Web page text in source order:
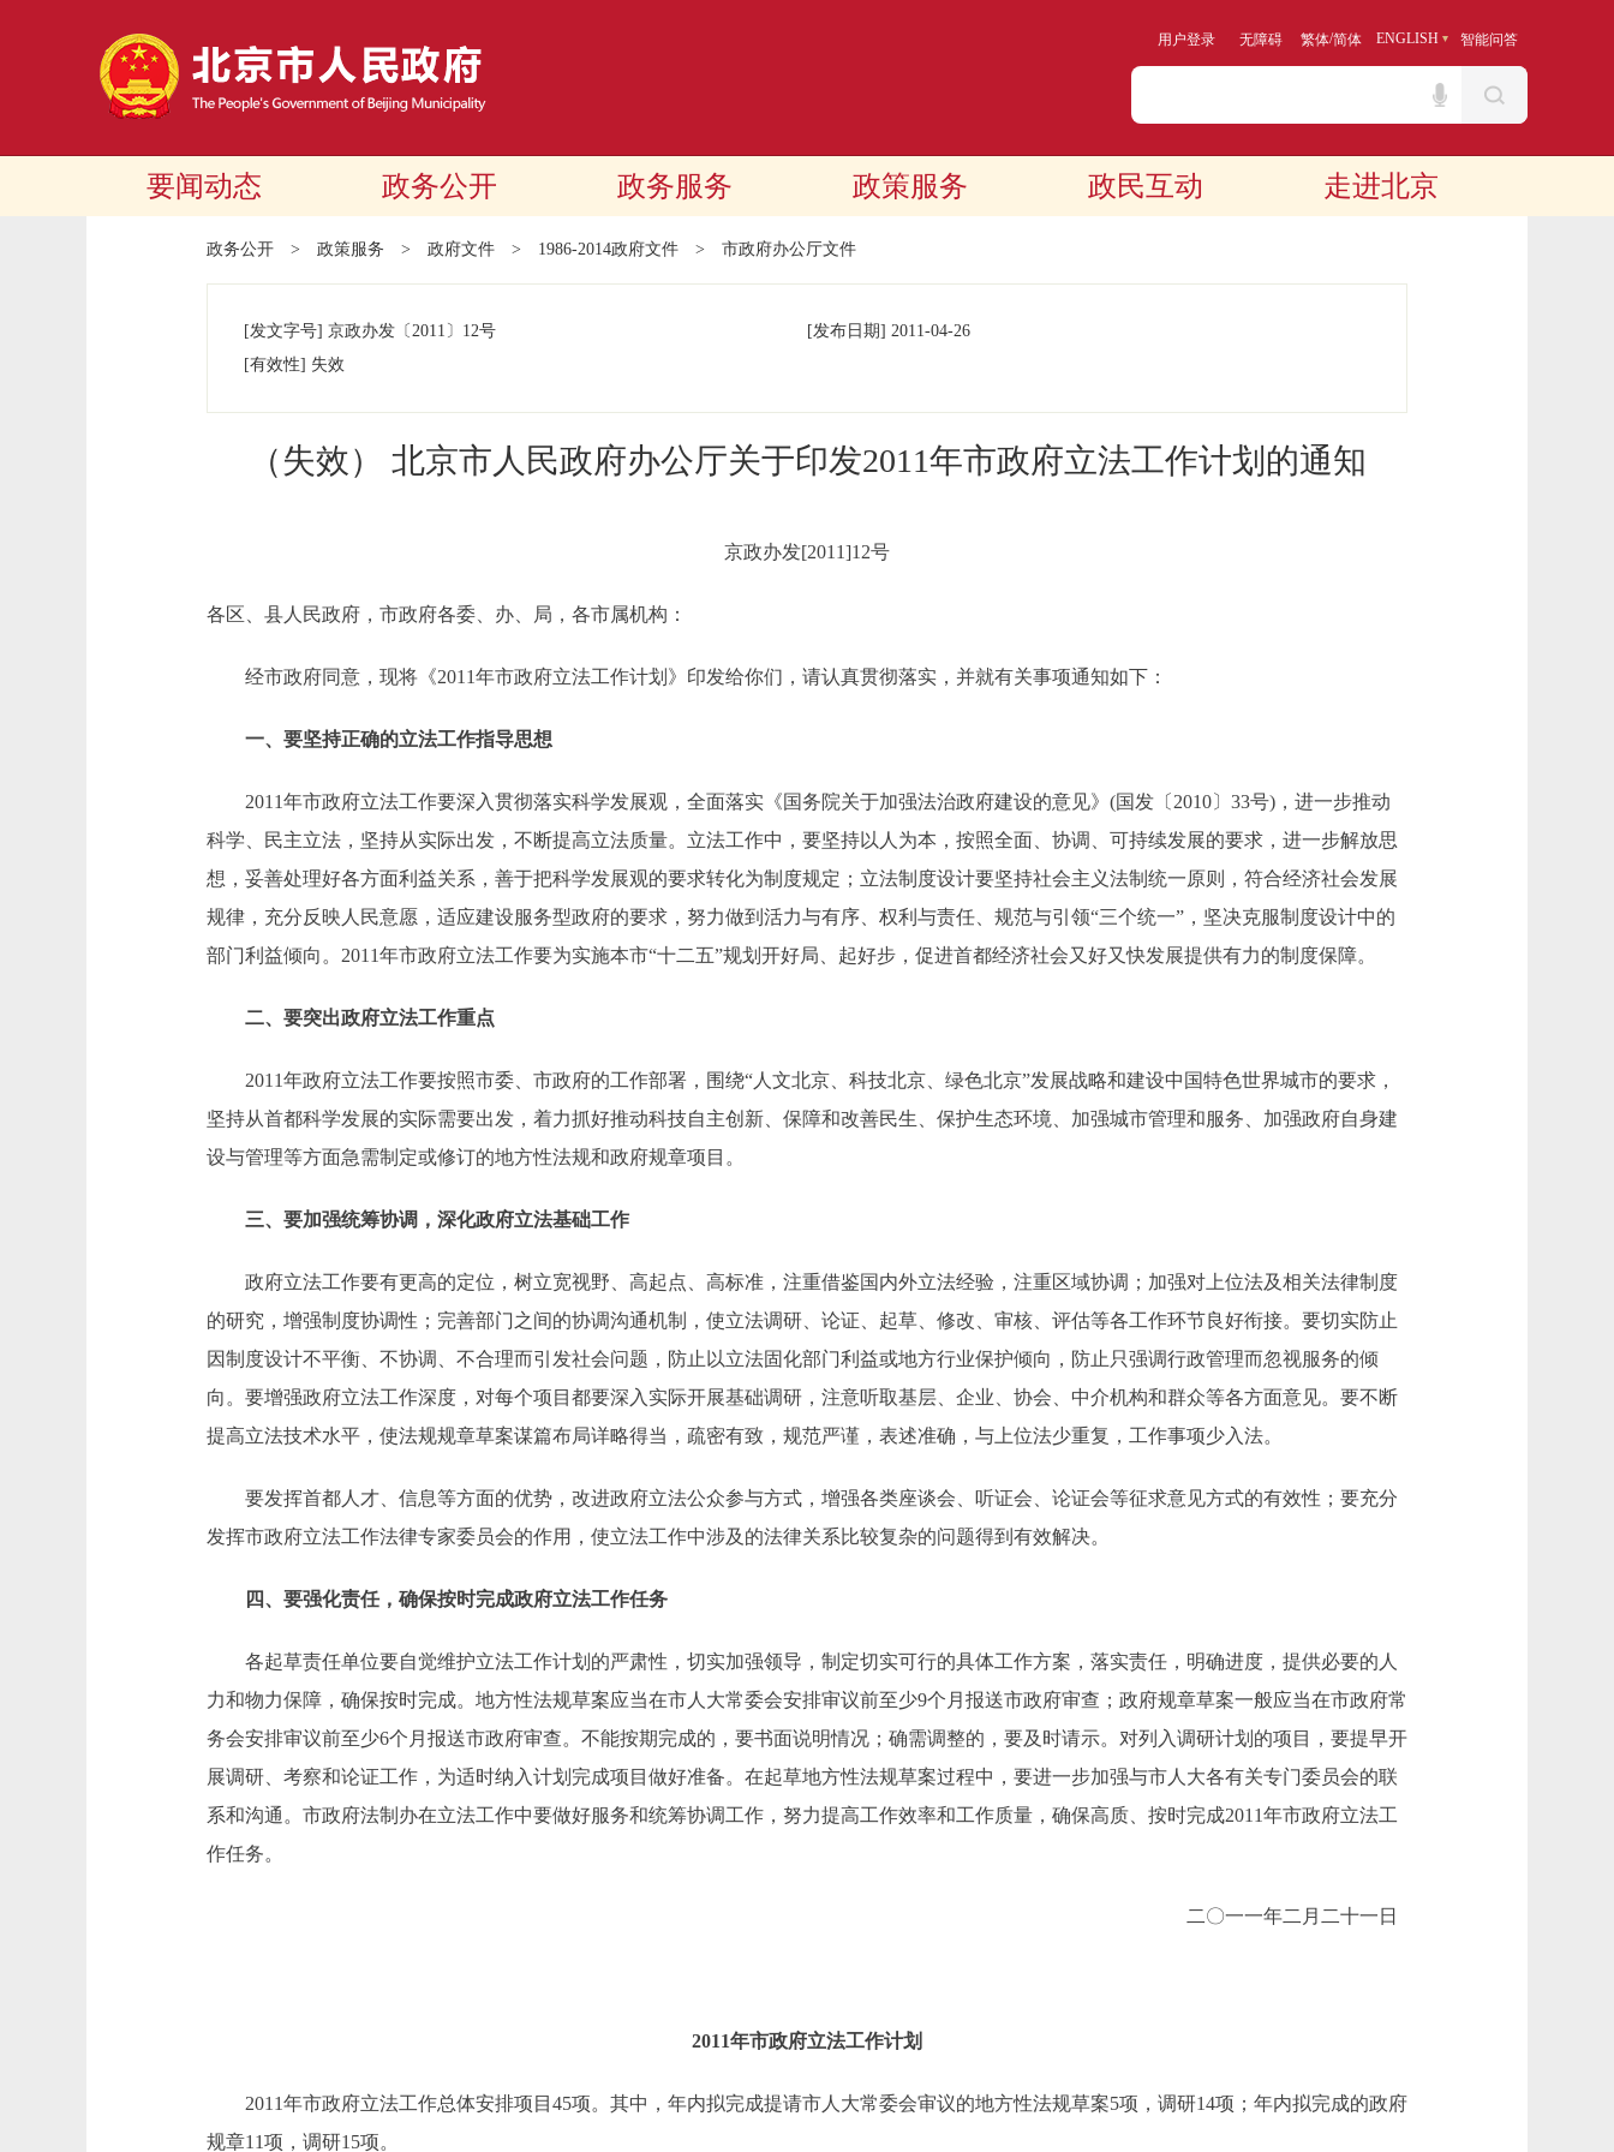
用户登录 无障碍 繁体/简体 ENGLISH 智能问答
要闻动态 政务公开 政务服务 政策服务 政民互动 走进北京
政务公开 > 政策服务 > 政府文件 > 1986-2014政府文件 > 市政府办公厅文件
[发文字号] 京政办发 〔2011〕 12号 [发布日期] 2011-04-26
[有效性] 失效
（失效） 北京市人民政府办公厅关于印发2011年市政府立法工作计划的通知
京政办发[2011]12号
各区、县人民政府，市政府各委、办、局，各市属机构：
经市政府同意，现将《2011年市政府立法工作计划》印发给你们，请认真贯彻落实，并就有关事项通知如下：
一、要坚持正确的立法工作指导思想
2011年市政府立法工作要深入贯彻落实科学发展观，全面落实《国务院关于加强法治政府建设的意见》(国发〔2010〕33号)，进一步推动
科学、民主立法，坚持从实际出发，不断提高立法质量。立法工作中，要坚持以人为本，按照全面、协调、可持续发展的要求，进一步解放思
想，妥善处理好各方面利益关系，善于把科学发展观的要求转化为制度规定；立法制度设计要坚持社会主义法制统一原则，符合经济社会发展
规律，充分反映人民意愿，适应建设服务型政府的要求，努力做到活力与有序、权利与责任、规范与引领“三个统一”，坚决克服制度设计中的
部门利益倾向。2011年市政府立法工作要为实施本市“十二五”规划开好局、起好步，促进首都经济社会又好又快发展提供有力的制度保障。
二、要突出政府立法工作重点
2011年政府立法工作要按照市委、市政府的工作部署，围绕“人文北京、科技北京、绿色北京”发展战略和建设中国特色世界城市的要求，
坚持从首都科学发展的实际需要出发，着力抓好推动科技自主创新、保障和改善民生、保护生态环境、加强城市管理和服务、加强政府自身建
设与管理等方面急需制定或修订的地方性法规和政府规章项目。
三、要加强统筹协调，深化政府立法基础工作
政府立法工作要有更高的定位，树立宽视野、高起点、高标准，注重借鉴国内外立法经验，注重区域协调；加强对上位法及相关法律制度
的研究，增强制度协调性；完善部门之间的协调沟通机制，使立法调研、论证、起草、修改、审核、评估等各工作环节良好衔接。要切实防止
因制度设计不平衡、不协调、不合理而引发社会问题，防止以立法固化部门利益或地方行业保护倾向，防止只强调行政管理而忽视服务的倾
向。要增强政府立法工作深度，对每个项目都要深入实际开展基础调研，注意听取基层、企业、协会、中介机构和群众等各方面意见。要不断
提高立法技术水平，使法规规章草案谋篇布局详略得当，疏密有致，规范严谨，表述准确，与上位法少重复，工作事项少入法。
要发挥首都人才、信息等方面的优势，改进政府立法公众参与方式，增强各类座谈会、听证会、论证会等征求意见方式的有效性；要充分
发挥市政府立法工作法律专家委员会的作用，使立法工作中涉及的法律关系比较复杂的问题得到有效解决。
四、要强化责任，确保按时完成政府立法工作任务
各起草责任单位要自觉维护立法工作计划的严肃性，切实加强领导，制定切实可行的具体工作方案，落实责任，明确进度，提供必要的人
力和物力保障，确保按时完成。地方性法规草案应当在市人大常委会安排审议前至少9个月报送市政府审查；政府规章草案一般应当在市政府常
务会安排审议前至少6个月报送市政府审查。不能按期完成的，要书面说明情况；确需调整的，要及时请示。对列入调研计划的项目，要提早开
展调研、考察和论证工作，为适时纳入计划完成项目做好准备。在起草地方性法规草案过程中，要进一步加强与市人大各有关专门委员会的联
系和沟通。市政府法制办在立法工作中要做好服务和统筹协调工作，努力提高工作效率和工作质量，确保高质、按时完成2011年市政府立法工
作任务。
二〇一一年二月二十一日
2011年市政府立法工作计划
2011年市政府立法工作总体安排项目45项。其中，年内拟完成提请市人大常委会审议的地方性法规草案5项，调研14项；年内拟完成的政府
规章11项，调研15项。